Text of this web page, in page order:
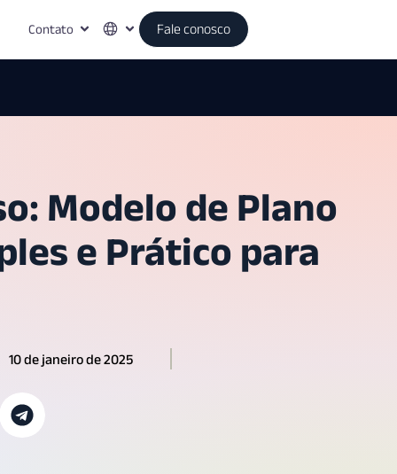
Contato Fale conosco
Modelo de Plano
e Prático para
10 de janeiro de 2025